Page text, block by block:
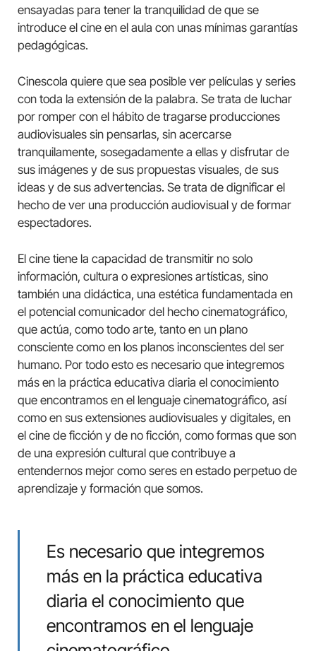
ensayadas para tener la tranquilidad de que se
introduce el cine en el aula con unas mínimas garantías
pedagógicas.
Cinescola quiere que sea posible ver películas y series
con toda la extensión de la palabra. Se trata de luchar
por romper con el hábito de tragarse producciones
audiovisuales sin pensarlas, sin acercarse
tranquilamente, sosegadamente a ellas y disfrutar de
sus imágenes y de sus propuestas visuales, de sus
ideas y de sus advertencias. Se trata de dignificar el
hecho de ver una producción audiovisual y de formar
espectadores.
El cine tiene la capacidad de transmitir no solo
información, cultura o expresiones artísticas, sino
también una didáctica, una estética fundamentada en
el potencial comunicador del hecho cinematográfico,
que actúa, como todo arte, tanto en un plano
consciente como en los planos inconscientes del ser
humano. Por todo esto es necesario que integremos
más en la práctica educativa diaria el conocimiento
que encontramos en el lenguaje cinematográfico, así
como en sus extensiones audiovisuales y digitales, en
el cine de ficción y de no ficción, como formas que son
de una expresión cultural que contribuye a
entendernos mejor como seres en estado perpetuo de
aprendizaje y formación que somos.
Es necesario que integremos
más en la práctica educativa
diaria el conocimiento que
encontramos en el lenguaje